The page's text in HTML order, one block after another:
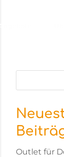
Angebote
Outlet für